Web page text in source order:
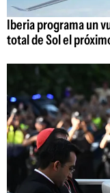
Iberia programa un
total de Sol el